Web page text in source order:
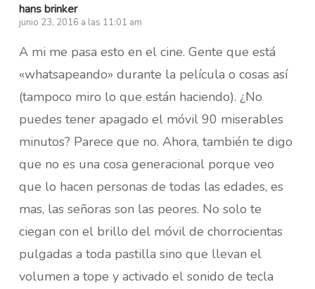
hans brinker
junio 23, 2016 a las 11:01 am
A mi me pasa esto en el cine. Gente que está
«whatsapeando» durante la película o cosas así
(tampoco miro lo que están haciendo). ¿No
puedes tener apagado el móvil 90 miserables
minutos? Parece que no. Ahora, también te digo
que no es una cosa generacional porque veo
que lo hacen personas de todas las edades, es
mas, las señoras son las peores. No solo te
ciegan con el brillo del móvil de chorrocientas
pulgadas a toda pastilla sino que llevan el
volumen a tope y activado el sonido de tecla